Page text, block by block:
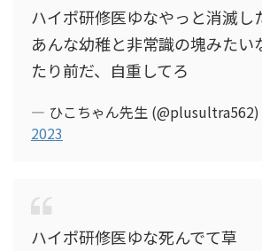
ハイポ研修医ゆなやっと消滅し
あんな幼稚と非常識の塊みたい
たり前だ、自重してろ
— ひこちゃん先生 (@plusultra562)
2023
ハイポ研修医ゆな死んでて草